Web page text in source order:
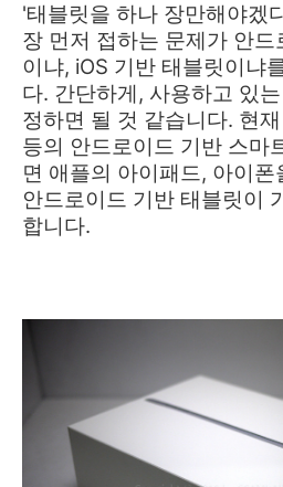
'태블릿을 하나 장만해야겠
장 먼저 접하는 문제가 안드
이냐, iOS 기반 태블릿이냐
다. 간단하게, 사용하고 있
정하면 될 것 같습니다. 현
등의 안드로이드 기반 스마
면 애플의 아이패드, 아이폰
안드로이드 기반 태블릿이
합니다.